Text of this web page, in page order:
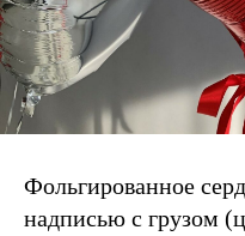
Фольгированное
надписью с грузом